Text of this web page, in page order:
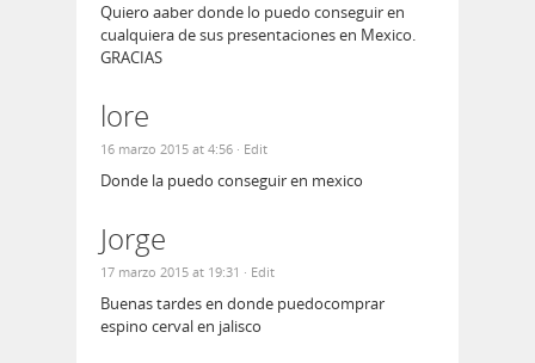
Quiero aaber donde lo puedo conseguir en
cualquiera de sus presentaciones en Mexico.
GRACIAS
lore
16 marzo 2015 at 4:56 · Edit
Donde la puedo conseguir en mexico
Jorge
17 marzo 2015 at 19:31 · Edit
Buenas tardes en donde puedocomprar
espino cerval en jalisco